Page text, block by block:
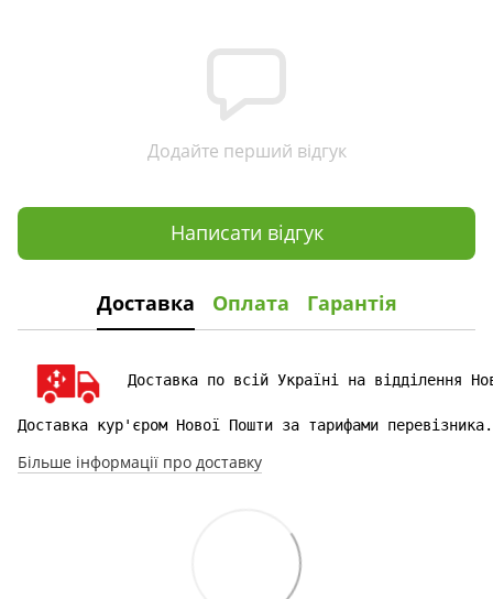
Додайте перший відгук
Написати відгук
Доставка Оплата Гарантія
Доставка кур'єром Нової Пошти за тарифами перевізника.
Більше інформації про доставку